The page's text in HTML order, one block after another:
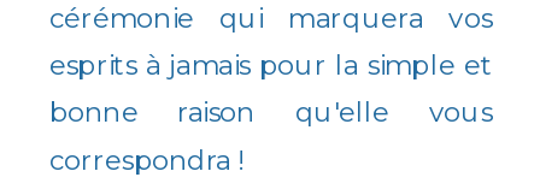
cérémonie qui marquera vos
esprits à jamais pour la simple et
bonne raison qu'elle vous
correspondra !